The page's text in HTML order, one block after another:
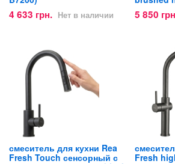
4 633 грн. Нет в наличии 5 850
смеситель для кухни Rea
Fresh Touch сенсорный с
Fresh